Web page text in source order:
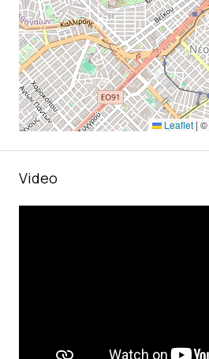
Leaflet | ©
Video